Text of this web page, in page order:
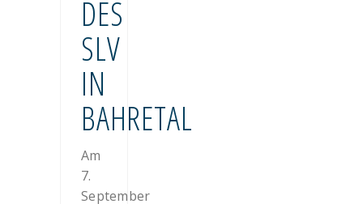
DES
SLV
IN
BAHRETAL
Am
7.
September